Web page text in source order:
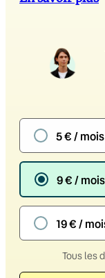
5 € / mois
9 € / mois
19 € /
Tous les